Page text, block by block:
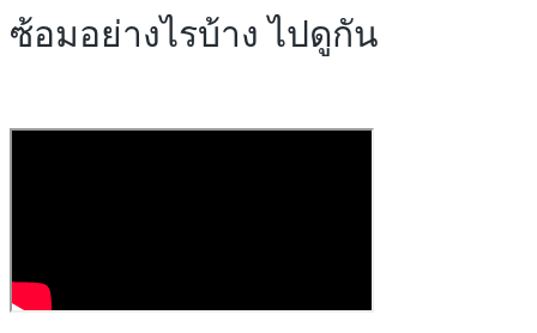
ซ้อมอย่างไรบ้าง ไปดูกัน